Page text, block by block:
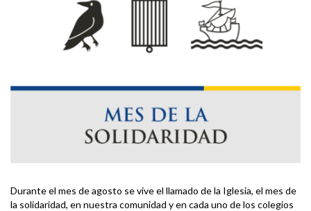
Durante el mes de agosto se vive el llamado de la Iglesia, el mes de
la solidaridad, en nuestra comunidad y en cada uno de los colegios